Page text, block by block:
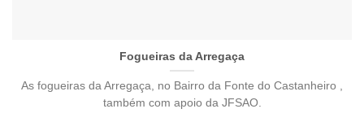
Fogueiras da Arregaça
As fogueiras da Arregaça, no Bairro da Fonte do Castanheiro ,
também com apoio da JFSAO.